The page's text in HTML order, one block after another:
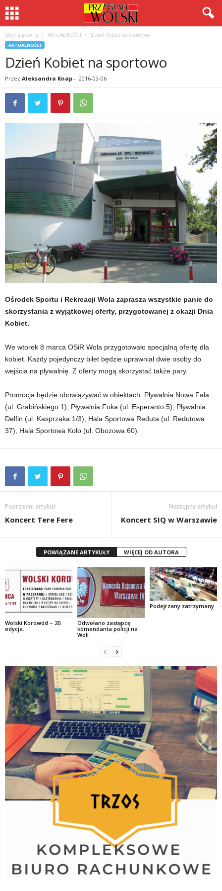
Strona główna AKTUALNOŚCI Dzień Kobiet na sportowo
AKTUALNOŚCI
Dzień Kobiet na sportowo
Przez Aleksandra Knap - 2016-03-06
Ośrodek Sportu i Rekreacji Wola zaprasza wszystkie panie do
skorzystania z wyjątkowej oferty, przygotowanej z okazji Dnia
Kobiet.
We wtorek 8 marca OSiR Wola przygotowało specjalną ofertę dla
kobiet. Każdy pojedynczy bilet będzie uprawniał dwie osoby do
wejścia na pływalnię. Z oferty mogą skorzystać także pary.
Promocja będzie obowiązywać w obiektach: Pływalnia Nowa Fala
(ul. Grabińskiego 1), Pływalnia Foka (ul. Esperanto 5), Pływalnia
Delfin (ul. Kasprzaka 1/3), Hala Sportowa Reduta (ul. Redutowa
37), Hala Sportowa Koło (ul. Obozowa 60).
Poprzedni artykuł
Koncert Tere Fere
Następny artykuł
Koncert SIQ w Warszawie
POWIĄZANE ARTYKUŁY WIĘCEJ OD AUTORA
Wolski Korowód – 20.
edycja.
Odwołano zastępcę
komendanta policji na
Woli
Podejrzany zatrzymany